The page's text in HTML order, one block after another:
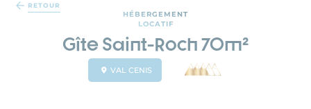
RETOUR
HÉBERGEMENT
LOCATIF
Gîte Saint-Roch 70m²
VAL CENIS